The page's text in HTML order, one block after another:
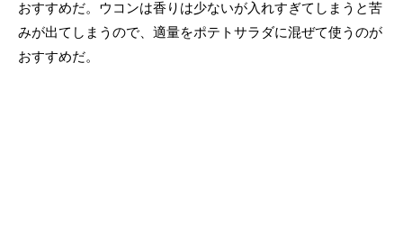
おすすめだ。ウコンは香りは少ないが入れすぎてしまうと苦
みが出てしまうので、適量をポテトサラダに混ぜて使うのが
おすすめだ。